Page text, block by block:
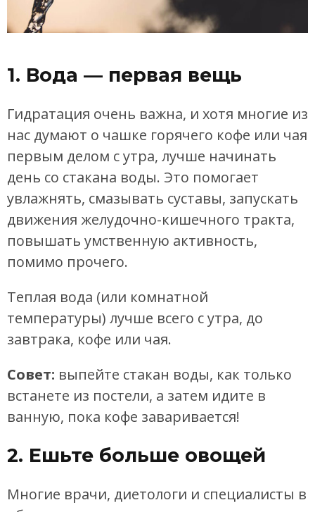
1. Вода — первая вещь
Гидратация очень важна, и хотя многие из
нас думают о чашке горячего кофе или чая
первым делом с утра, лучше начинать
день со стакана воды. Это помогает
увлажнять, смазывать суставы, запускать
движения желудочно-кишечного тракта,
повышать умственную активность,
помимо прочего.
Теплая вода (или комнатной
температуры) лучше всего с утра, до
завтрака, кофе или чая.
Совет: выпейте стакан воды, как только
встанете из постели, а затем идите в
ванную, пока кофе заваривается!
2. Ешьте больше овощей
Многие врачи, диетологи и специалисты в